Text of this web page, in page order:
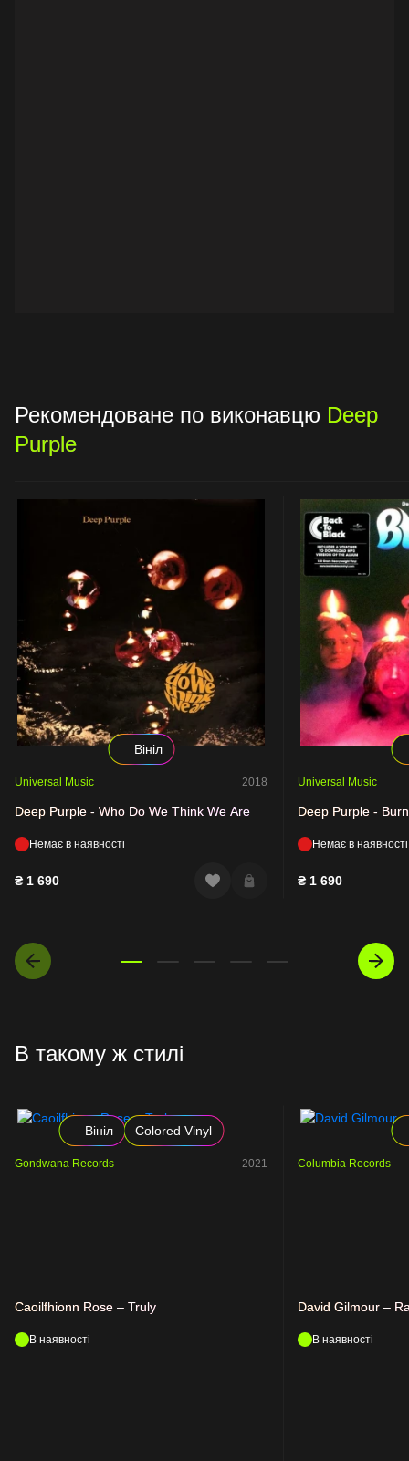
Рекомендоване по виконавцю Deep
Purple
Вініл
Universal Music 2018
Deep Purple - Who Do We Think We Are
Немає в наявності
₴ 1 690
Universal Music
Deep Purple - Burn
Немає в наявності
₴ 1 690
В такому ж стилі
Вініл Colored Vinyl
Gondwana Records 2021
Caoilfhionn Rose – Truly
В наявності
Columbia Records
David Gilmour –
В наявності